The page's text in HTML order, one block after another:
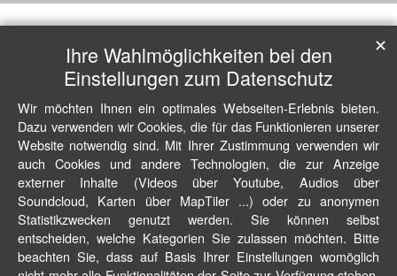
Ihre Wahlmöglichkeiten bei den
Einstellungen zum Datenschutz
Wir möchten Ihnen ein optimales Webseiten-Erlebnis bieten.
Dazu verwenden wir Cookies, die für das Funktionieren unserer
Website notwendig sind. Mit Ihrer Zustimmung verwenden wir
auch Cookies und andere Technologien, die zur Anzeige
externer Inhalte (Videos über Youtube, Audios über
Soundcloud, Karten über MapTiler ...) oder zu anonymen
Statistikzwecken genutzt werden. Sie können selbst
entscheiden, welche Kategorien Sie zulassen möchten. Bitte
beachten Sie, dass auf Basis Ihrer Einstellungen womöglich
✕